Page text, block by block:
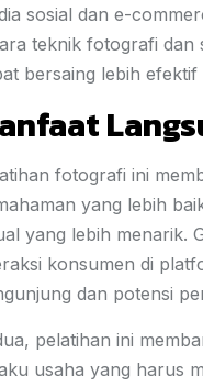
sosial dan e-
teknik fotografi dan
bersaing lebih efektif
fotografi ini
yang lebih
yang lebih menarik.
konsumen di
dan potensi
pelatihan ini
usaha yang harus